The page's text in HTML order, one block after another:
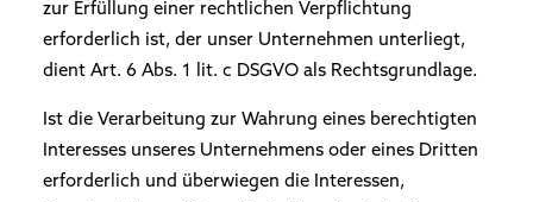
zur Erfüllung einer rechtlichen Verpflichtung
erforderlich ist, der unser Unternehmen unterliegt,
dient Art. 6 Abs. 1 lit. c DSGVO als Rechtsgrundlage.
Ist die Verarbeitung zur Wahrung eines berechtigten
Interesses unseres Unternehmens oder eines Dritten
erforderlich und überwiegen die Interessen,